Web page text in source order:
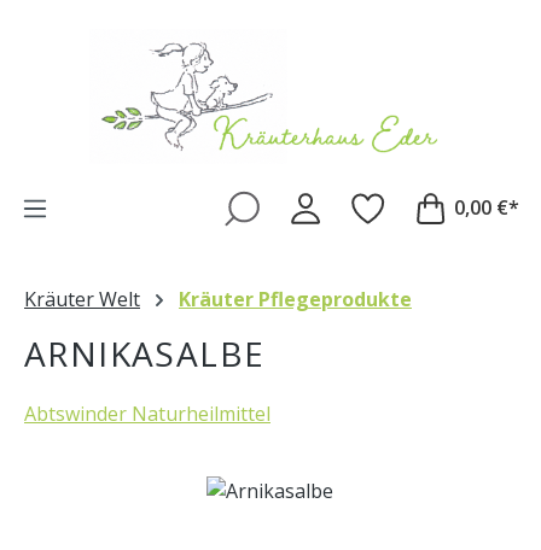
0,00 €*
Kräuter Welt Kräuter Pflegeprodukte
ARNIKASALBE
Abtswinder Naturheilmittel
Bildergalerie überspringen